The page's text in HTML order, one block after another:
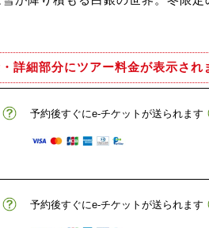
詳細部分にツアー料金が表示され
予約後すぐにe-チケットが送られます
予約後すぐにe-チケットが送られます